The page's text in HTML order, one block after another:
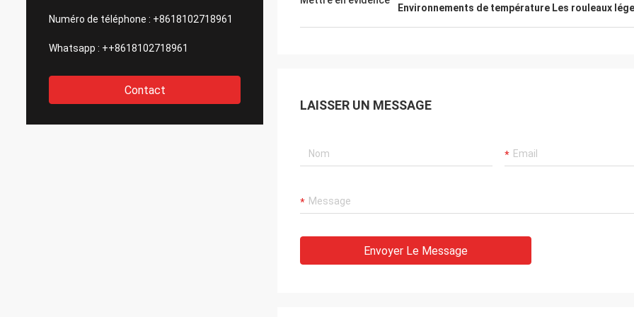
Numéro de téléphone : +8618102718961
Whatsapp : ++8618102718961
Contact
Environnements de température Les rouleaux
LAISSER UN MESSAGE
Envoyer Le Message